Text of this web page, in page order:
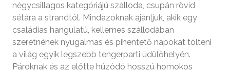
négycsillagos kategóriájú szálloda, csupán rövid
sétára a strandtól. Mindazoknak ajánljuk, akik egy
családias hangulatú, kellemes szállodában
szeretnének nyugalmas és pihentető napokat tölteni
a világ egyik legszebb tengerparti üdülőhelyén.
Pároknak és az előtte húzódó hosszú homokos